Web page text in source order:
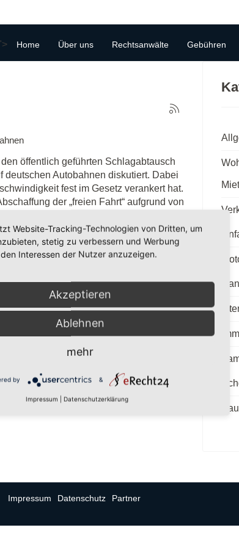
Home Über uns Rechtsanwälte Gebühren
öffentlich geführten Schlagabtausch
Autobahnen diskutiert. Dabei
fest im Gesetz verankert hat.
der „freien Fahrt“ aufgrund von
Impressum Datenschutz Partner
Website-Tracking-Technologien von Dritten, um
stetig zu verbessern und Werbung
Interessen der Nutzer anzuzeigen.
Akzeptieren
Ablehnen
mehr
by &
Impressum Datenschutzerklärung